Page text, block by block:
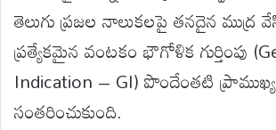
తెలుగు ప్రజల నాలుకలపై తనదైన ముద్ర
ప్రత్యేకమైన వంటకం భౌగోళిక గుర్తింపు
Indication – GI) పొందేంతటి
సంతరించుకుంది.